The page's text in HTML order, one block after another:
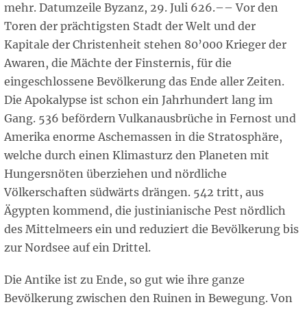
mehr. Datumzeile Byzanz, 29. Juli 626.–– Vor den
Toren der prächtigsten Stadt der Welt und der
Kapitale der Christenheit stehen 80’000 Krieger der
Awaren, die Mächte der Finsternis, für die
eingeschlossene Bevölkerung das Ende aller Zeiten.
Die Apokalypse ist schon ein Jahrhundert lang im
Gang. 536 befördern Vulkanausbrüche in Fernost und
Amerika enorme Aschemassen in die Stratosphäre,
welche durch einen Klimasturz den Planeten mit
Hungersnöten überziehen und nördliche
Völkerschaften südwärts drängen. 542 tritt, aus
Ägypten kommend, die justinianische Pest nördlich
des Mittelmeers ein und reduziert die Bevölkerung bis
zur Nordsee auf ein Drittel.
Die Antike ist zu Ende, so gut wie ihre ganze
Bevölkerung zwischen den Ruinen in Bewegung. Von